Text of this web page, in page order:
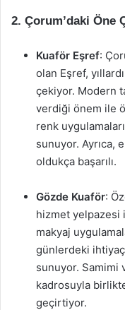
2. Çorum’daki Öne
Kuaför Eşref:
olan Eşref,
çekiyor. Modern
verdiği önem ile
renk
sunuyor. Ayrıca,
oldukça başarılı.
Gözde Kuaför:
hizmet yelpazesi
makyaj
günlerdeki
sunuyor. Samimi
kadrosuyla
geçirtiyor.